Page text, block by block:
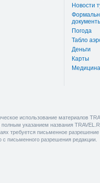
Новости
Погода
Табло
Деньги
Карты
Медицина
использование материалов
указанием названия
требуется письменное
письменного разрешения редакции.